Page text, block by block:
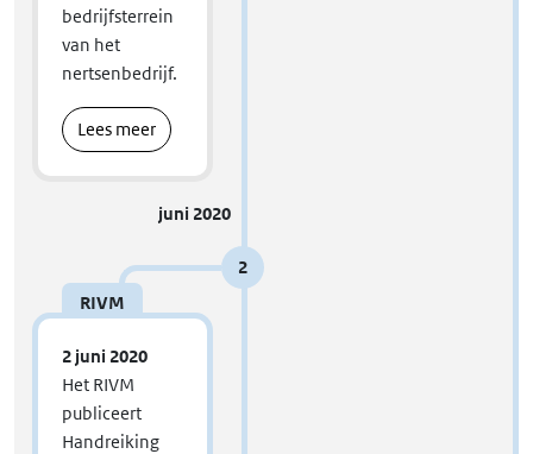
bedrijfsterrein
van het
nertsenbedrijf.
Lees meer
juni 2020
2
RIVM
2 juni 2020
Het RIVM
publiceert
Handreiking